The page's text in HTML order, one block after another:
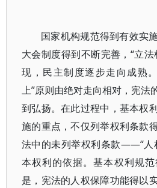
国家机构规范得到有效实
大会制度得到不断完善，“立
现，民主制度逐步走向成熟
上”原则由绝对走向相对，宪法
到弘扬。在此过程中，基本权
施的重点，不仅列举权利条款
法中的未列举权利条款——“人
本权利的依据。基本权利规
是，宪法的人权保障功能得以